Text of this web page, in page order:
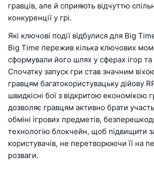
гравців, але й сприяють відчуттю
конкуренції у грі.
Які ключові події відбулися для Big
Big Time пережив кілька ключових
сформували його шлях у сферах ігор
Спочатку запуск гри став значним
гравцям багатокористувацьку дійову
швидкісні бої з відкритою економікою
дозволяє гравцям активно брати
обміні ігрових предметів,
технологію блокчейн, щоб підвищити
користувачів, не перетворюючи її на
розваги.